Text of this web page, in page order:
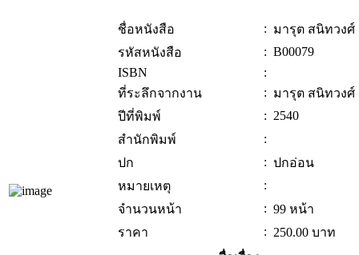
ชื่อหนังสือ : มารุต สนิทวง
รหัสหนังสือ
: B00079
ISBN
:
ที่ระลึกจากงาน
: มารุต สนิทวง
ปีที่พิมพ์
: 2540
สำนักพิมพ์
:
ปก
: ปกอ่อน
หมายเหตุ
:
จำนวนหน้า
: 99 หน้า
ราคา
: 250.00 บาท